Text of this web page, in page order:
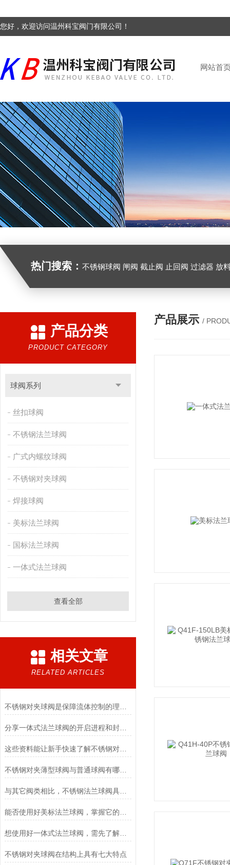
您好，欢迎访问温州科宝阀门有限公司！
网站首
热门搜索： 不锈钢球阀 闸阀 截止阀 止回阀 过滤器 放
产品分类
PRODUCT CATEGORY
球阀系列
丝扣球阀
不锈钢法兰球阀
广式内螺纹球阀
不锈钢对夹球阀
焊接球阀
美标法兰球阀
国标法兰球阀
一体式法兰球阀
查看全部
相关文章
RELATED ARTICLES
分享一体式法兰球阀的开启进程和封闭进程
这些资料能让新手快速了解不锈钢对夹球阀
不锈钢对夹薄型球阀与普通球阀有哪些不同之处？
与其它阀类相比，不锈钢法兰球阀具有6大优点
想使用好一体式法兰球阀，需先了解它的优点
不锈钢对夹球阀在结构上具有七大特点
产品展示 /